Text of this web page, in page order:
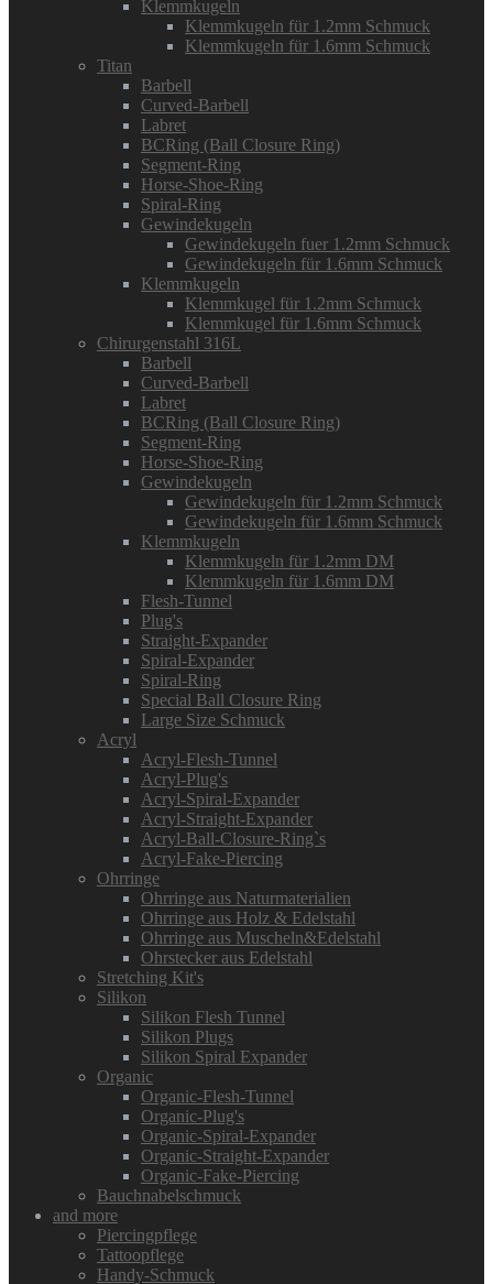
Klemmkugeln
Klemmkugeln für 1.2mm Schmuck
Klemmkugeln für 1.6mm Schmuck
Titan
Barbell
Curved-Barbell
Labret
BCRing (Ball Closure Ring)
Segment-Ring
Horse-Shoe-Ring
Spiral-Ring
Gewindekugeln
Gewindekugeln fuer 1.2mm Schmuck
Gewindekugeln für 1.6mm Schmuck
Klemmkugeln
Klemmkugel für 1.2mm Schmuck
Klemmkugel für 1.6mm Schmuck
Chirurgenstahl 316L
Barbell
Curved-Barbell
Labret
BCRing (Ball Closure Ring)
Segment-Ring
Horse-Shoe-Ring
Gewindekugeln
Gewindekugeln für 1.2mm Schmuck
Gewindekugeln für 1.6mm Schmuck
Klemmkugeln
Klemmkugeln für 1.2mm DM
Klemmkugeln für 1.6mm DM
Flesh-Tunnel
Plug's
Straight-Expander
Spiral-Expander
Spiral-Ring
Special Ball Closure Ring
Large Size Schmuck
Acryl
Acryl-Flesh-Tunnel
Acryl-Plug's
Acryl-Spiral-Expander
Acryl-Straight-Expander
Acryl-Ball-Closure-Ring`s
Acryl-Fake-Piercing
Ohrringe
Ohrringe aus Naturmaterialien
Ohrringe aus Holz & Edelstahl
Ohrringe aus Muscheln&Edelstahl
Ohrstecker aus Edelstahl
Stretching Kit's
Silikon
Silikon Flesh Tunnel
Silikon Plugs
Silikon Spiral Expander
Organic
Organic-Flesh-Tunnel
Organic-Plug's
Organic-Spiral-Expander
Organic-Straight-Expander
Organic-Fake-Piercing
Bauchnabelschmuck
and more
Piercingpflege
Tattoopflege
Handy-Schmuck